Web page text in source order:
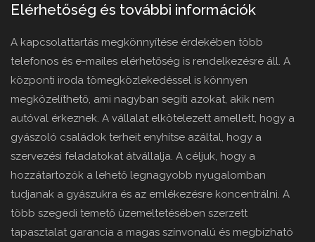
Elérhetőség és további információk
A kapcsolattartás megkönnyítése érdekében több
telefonos és e-mailes elérhetőség is rendelkezésre áll. A
központi iroda tömegközlekedéssel is könnyen
megközelíthető, ami nagyban segíti azokat, akik nem
autóval érkeznek. A vállalat elkötelezett amellett, hogy a
gyászoló családok terheit enyhítse azáltal, hogy a
szervezési feladatokat átvállalja. A céljuk, hogy a
hozzátartozók a lehető legnagyobb nyugalomban
tudjanak a gyászukra és az emlékezésre koncentrálni. A
több szegedi temető üzemeltetésében szerzett
tapasztalat garancia a magas színvonalú és megbízható